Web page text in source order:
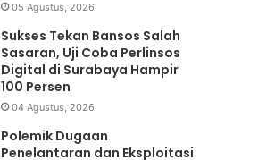
05 Agustus, 2026
Sukses Tekan Bansos Salah
Sasaran, Uji Coba Perlinsos
Digital di Surabaya Hampir
100 Persen
04 Agustus, 2026
Polemik Dugaan
Penelantaran dan Eksploitasi